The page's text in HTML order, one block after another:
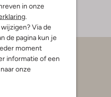
in onze
.
Via de
de pagina kun je
moment
informatie of een
onze